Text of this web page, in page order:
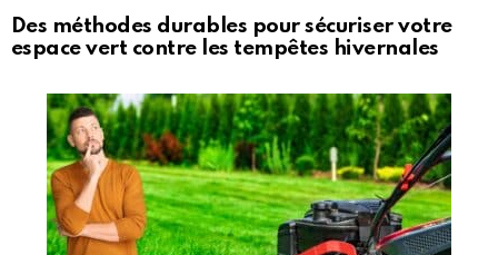
Des méthodes durables pour sécuriser votre
espace vert contre les tempêtes hivernales